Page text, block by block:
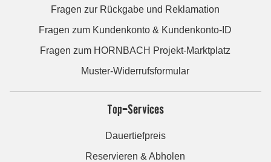
Fragen zur Rückgabe und Reklamation
Fragen zum Kundenkonto & Kundenkonto-ID
Fragen zum HORNBACH Projekt-Marktplatz
Muster-Widerrufsformular
Top-Services
Dauertiefpreis
Reservieren & Abholen